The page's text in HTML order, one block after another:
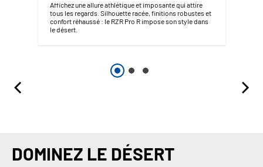
Affichez une allure athlétique et imposante qui attire
tous les regards. Silhouette racée, finitions robustes et
confort réhaussé : le RZR Pro R impose son style dans
le désert.
DOMINEZ LE DÉSERT